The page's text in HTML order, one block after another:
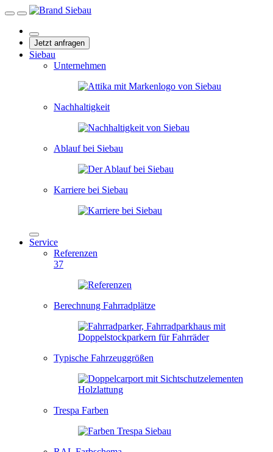
Jetzt anfragen
Siebau
Unternehmen
Nachhaltigkeit
Ablauf bei Siebau
Karriere bei Siebau
Service
Referenzen
37
Berechnung Fahrradplätze
Typische Fahrzeuggrößen
Trespa Farben